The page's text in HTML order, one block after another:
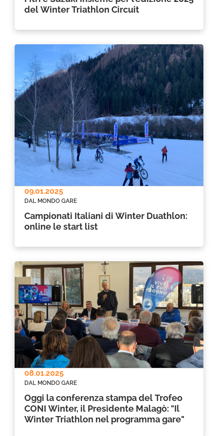
del Winter Triathlon Circuit
09.01.2025
DAL MONDO GARE
Campionati Italiani di Winter Duathlon:
online le start list
08.01.2025
DAL MONDO GARE
Oggi la conferenza stampa del Trofeo
CONI Winter, il Presidente Malagò: "Il
Winter Triathlon nel programma gare"